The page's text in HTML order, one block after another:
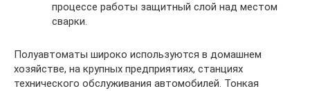
процессе работы защитный слой над местом
сварки.
Полуавтоматы широко используются в домашнем
хозяйстве, на крупных предприятиях, станциях
технического обслуживания автомобилей. Тонкая